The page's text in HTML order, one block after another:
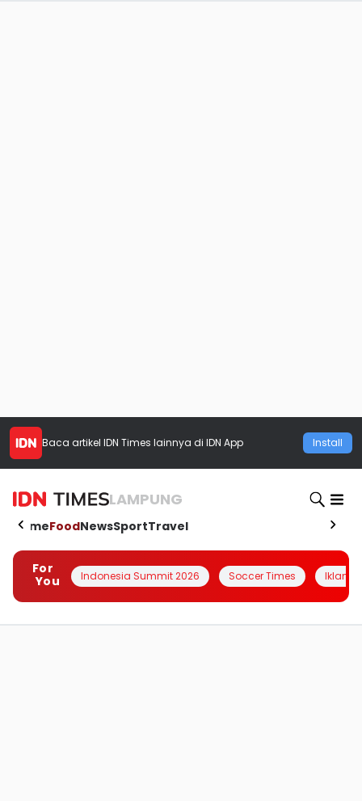
Baca artikel IDN Times lainnya di IDN App Install
LAMPUNG
HomeFoodNewsSportTravel
For
You
Indonesia Summit 2026 Soccer Times Iklanin